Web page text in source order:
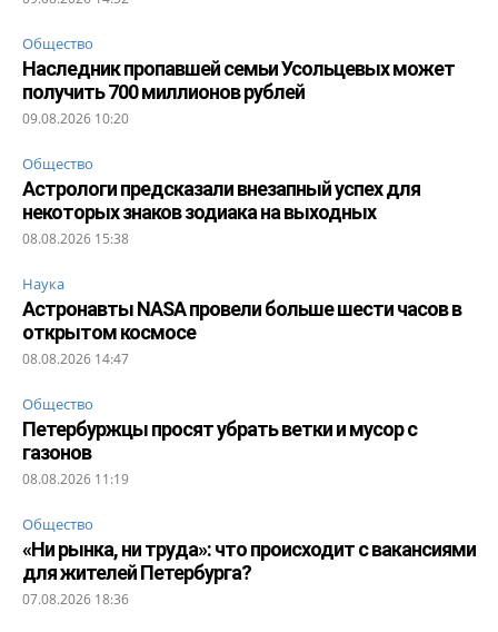
Общество
Наследник пропавшей семьи Усольцевых может
получить 700 миллионов рублей
09.08.2026 10:20
Общество
Астрологи предсказали внезапный успех для
некоторых знаков зодиака на выходных
08.08.2026 15:38
Наука
Астронавты NASA провели больше шести часов в
открытом космосе
08.08.2026 14:47
Общество
Петербуржцы просят убрать ветки и мусор с
газонов
08.08.2026 11:19
Общество
«Ни рынка, ни труда»: что происходит с вакансиями
для жителей Петербурга?
07.08.2026 18:36